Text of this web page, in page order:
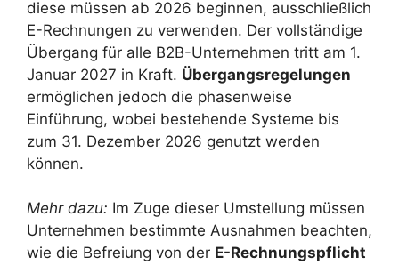
diese müssen ab 2026 beginnen, ausschließlich
E-Rechnungen zu verwenden. Der vollständige
Übergang für alle B2B-Unternehmen tritt am 1.
Januar 2027 in Kraft. Übergangsregelungen
ermöglichen jedoch die phasenweise
Einführung, wobei bestehende Systeme bis
zum 31. Dezember 2026 genutzt werden
können.
Mehr dazu: Im Zuge dieser Umstellung müssen
Unternehmen bestimmte Ausnahmen beachten,
wie die Befreiung von der E-Rechnungspflicht